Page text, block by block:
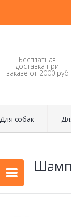
Бесплатная
доставка при
заказе от 2000 руб
Для собак